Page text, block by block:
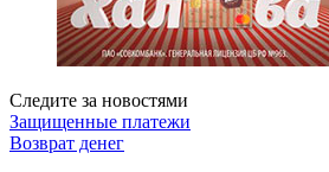
Следите за новостями
Защищенные платежи
Возврат денег